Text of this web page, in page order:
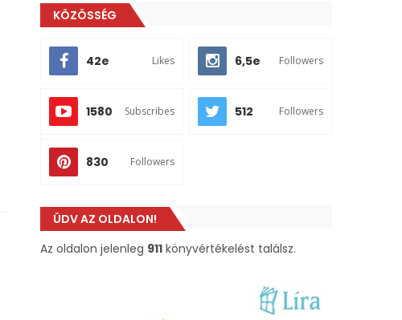
KÖZÖSSÉG
42e Likes 6,5e Followers
1580 Subscribes 512 Followers
830 Followers
ÜDV AZ OLDALON!
Az oldalon jelenleg 911 könyvértékelést találsz.